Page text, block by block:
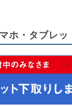
ホ・タブレッ